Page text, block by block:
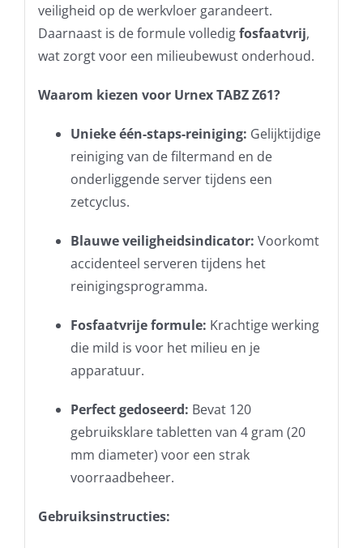
veiligheid op de werkvloer garandeert.
Daarnaast is de formule volledigfosfaatvrij,
wat zorgt voor een milieubewust onderhoud.
Waarom kiezen voor Urnex TABZ Z61?
Unieke één-staps-reiniging: Gelijktijdige
reiniging van de filtermand en de
onderliggende server tijdens een
zetcyclus.
Blauwe veiligheidsindicator: Voorkomt
accidenteel serveren tijdens het
reinigingsprogramma.
Fosfaatvrije formule: Krachtige werking
die mild is voor het milieu en je
apparatuur.
Perfect gedoseerd: Bevat 120
gebruiksklare tabletten van 4 gram (20
mm diameter) voor een strak
voorraadbeheer.
Gebruiksinstructies: